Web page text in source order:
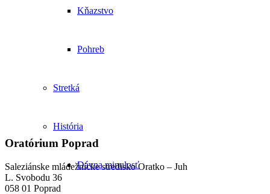
Kňazstvo
Pohreb
Stretká
História
Dávna minulosť
Oratórium Poprad
Saleziánske mládežnícke stredisko Oratko – Juh
L. Svobodu 36
058 01 Poprad